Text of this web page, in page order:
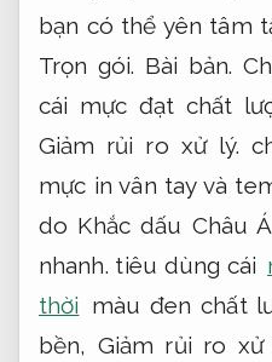
bạn có thể yên tâm
Trọn gói. Bài bản.
cái mực đạt chất
Giảm rủi ro xử lý.
mực in vân tay và
do Khắc dấu Châu
nhanh. tiêu dùng cái
thời màu đen chất
bền, Giảm rủi ro xử